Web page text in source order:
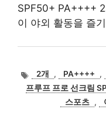
SPF50+ PA++++
이 야외 활동을 즐
태
그
2개 , PA++++ ,
프루프 프로 선크림
스포츠 ,